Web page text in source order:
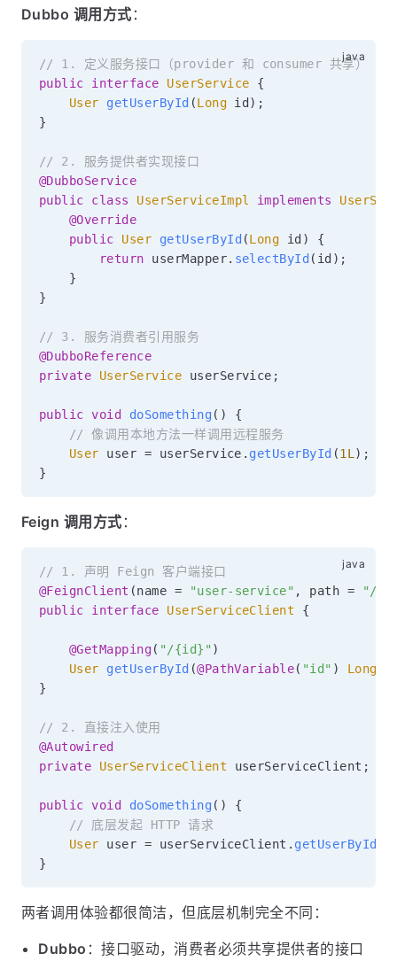
Dubbo 调用方式 ：
// 1. 定义服务接口（provider 和 consumer 共享）
public
interface UserService
{
User
getUserById (Long id ) ;
}
// 2. 服务提供者实现接口
@DubboService
public
class UserServiceImpl implements
@Override
public
User getUserById (Long id )
{
return userMapper. selectById ( id ) ;
}
}
// 3. 服务消费者引用服务
@DubboReference
private
UserService userService ;
public void doSomething ( )
{
// 像调用本地方法一样调用远程服务
User user = userService . getUserById (1L) ;
}
Feign 调用方式 ：
// 1. 声明 Feign 客户端接口
@FeignClient (name = "user-service" , path =
"/
public
interface UserServiceClient {
@GetMapping( "/{id}" )
User
getUserById (@PathVariable( "id" ) Long
}
// 2. 直接注入使用
@Autowired
private
UserServiceClient userServiceClient ;
public void doSomething ( )
{
// 底层发起 HTTP 请求
User user = userServiceClient . getUserById
}
两者调用体验都很简洁，但底层机制完全不同：
Dubbo ：接口驱动，消费者必须共享提供者的接口